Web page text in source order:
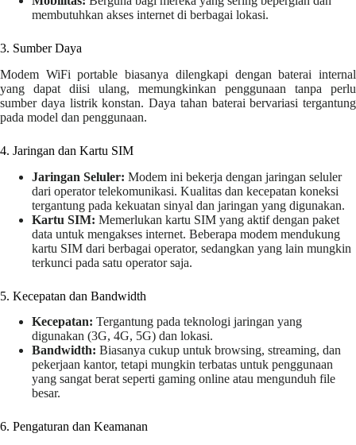
membutuhkan akses internet di berbagai lokasi.
3. Sumber Daya
Modem WiFi portable biasanya dilengkapi dengan baterai internal
yang dapat diisi ulang, memungkinkan penggunaan tanpa perlu
sumber daya listrik konstan. Daya tahan baterai bervariasi tergantung
pada model dan penggunaan.
4. Jaringan dan Kartu SIM
Jaringan Seluler: Modem ini bekerja dengan jaringan seluler
dari operator telekomunikasi. Kualitas dan kecepatan koneksi
tergantung pada kekuatan sinyal dan jaringan yang digunakan.
Kartu SIM: Memerlukan kartu SIM yang aktif dengan paket
data untuk mengakses internet. Beberapa modem mendukung
kartu SIM dari berbagai operator, sedangkan yang lain mungkin
terkunci pada satu operator saja.
5. Kecepatan dan Bandwidth
Kecepatan: Tergantung pada teknologi jaringan yang
digunakan (3G, 4G, 5G) dan lokasi.
Bandwidth: Biasanya cukup untuk browsing, streaming, dan
pekerjaan kantor, tetapi mungkin terbatas untuk penggunaan
yang sangat berat seperti gaming online atau mengunduh file
besar.
6. Pengaturan dan Keamanan